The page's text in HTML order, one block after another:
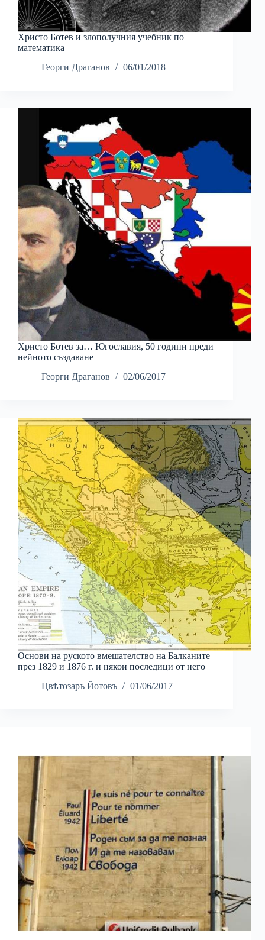
Христо Ботев и злополучния учебник по
математика
Георги Драганов
06/01/2018
Христо Ботев за… Югославия, 50 години преди
нейното създаване
Георги Драганов
02/06/2017
Основи на руското вмешателство на Балканите
през 1829 и 1876 г. и някои последици от него
Цвѣтозаръ Йотовъ
01/06/2017